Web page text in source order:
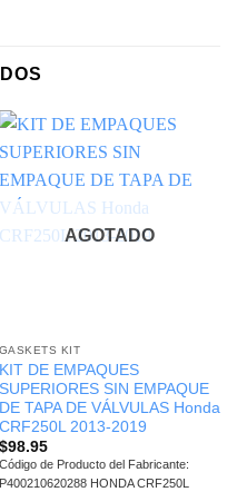
AGOTADO
GASKETS KIT
KIT DE EMPAQUES
SUPERIORES SIN EMPAQUE
DE TAPA DE VÁLVULAS Honda
CRF250L 2013-2019
$98.95
Código de Producto del Fabricante:
P400210620288 HONDA CRF250L